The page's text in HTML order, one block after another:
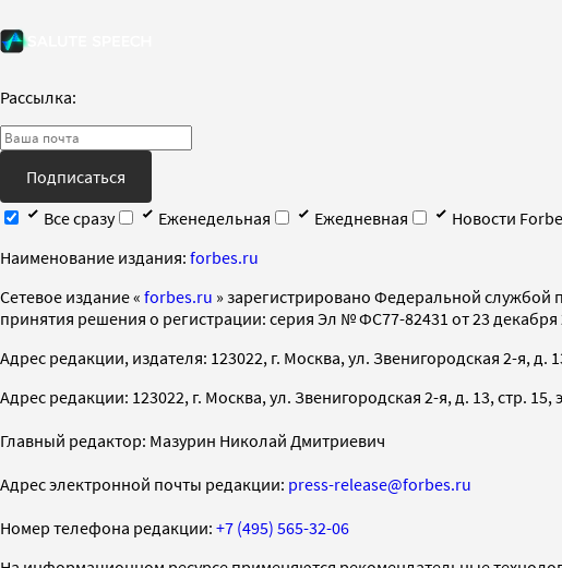
Рассылка:
Подписаться
Все сразу
Еженедельная Ежедневная
Новости
Наименование издания: forbes.ru
Cетевое издание « forbes.ru » зарегистрировано Федеральной
принятия решения о регистрации: серия Эл № ФС77-82431 от 23 декабря
Адрес редакции, издателя: 123022, г. Москва, ул. Звенигородская 2-я, д.
Адрес редакции: 123022, г. Москва, ул. Звенигородская 2-я, д. 13, стр. 15,
Главный редактор: Мазурин Николай Дмитриевич
Адрес электронной почты редакции: press-release@forbes.ru
Номер телефона редакции: +7 (495) 565-32-06